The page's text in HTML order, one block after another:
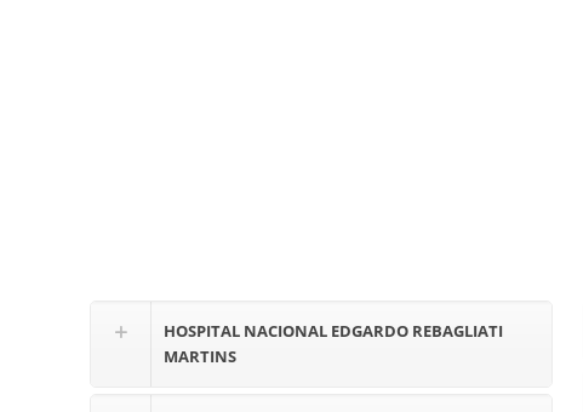
HOSPITAL NACIONAL EDGARDO REBAGLIATI
MARTINS